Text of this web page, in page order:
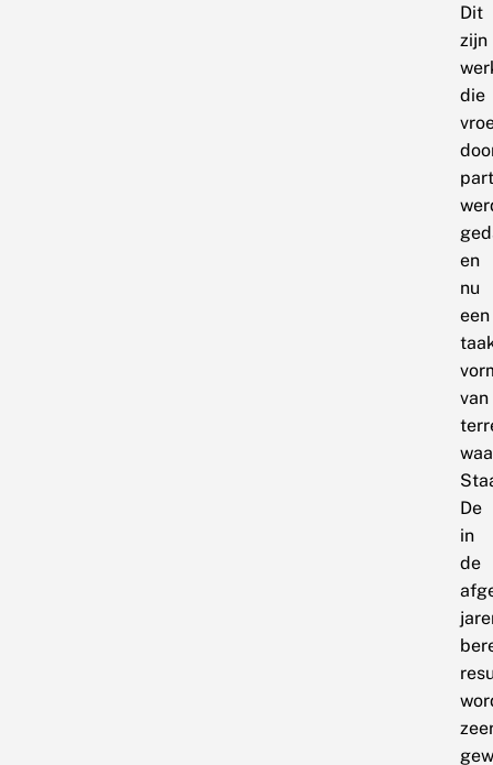
Dit
zijn
die
en
nu
een
van
De
in
de